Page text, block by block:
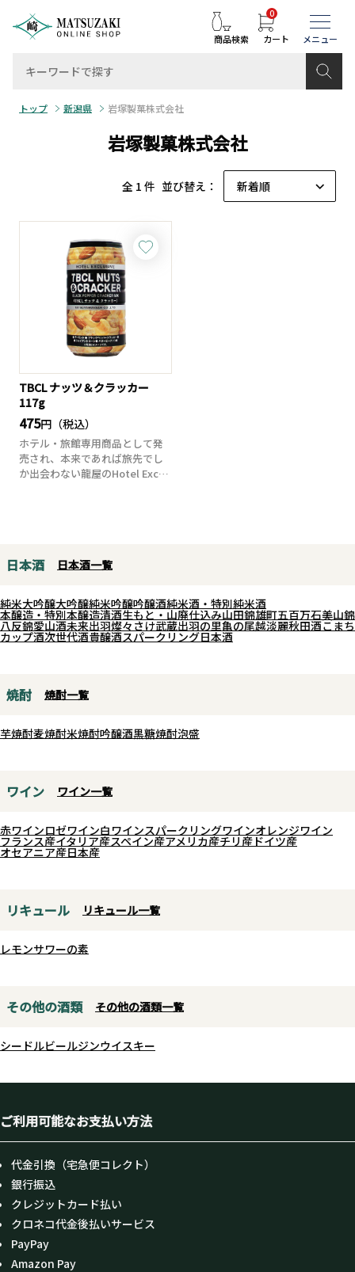
商品検索 カート
0
トップ 新潟県 岩塚製菓株式会社
岩塚製菓株式会社
全 1 件 並び替え：
TBCL ナッツ＆クラッカー
117g
475円（税込）
ホテル・旅館専用商品として発
売され、本来であれば旅先でし
か出会わない龍屋のHotel Exclu
日本酒 日本酒一覧
純米大吟醸大吟醸純米吟醸吟醸酒純米酒・特別純米酒
本醸造・特別本醸造清酒生もと・山廃仕込み山田錦雄町五百万石美山錦
八反錦愛山酒未来出羽燦々さけ武蔵出羽の里亀の尾越淡麗秋田酒こまち
カップ酒次世代酒貴醸酒スパークリング日本酒
焼酎 焼酎一覧
芋焼酎麦焼酎米焼酎吟醸酒黒糖焼酎泡盛
ワイン ワイン一覧
赤ワインロゼワイン白ワインスパークリングワインオレンジワイン
フランス産イタリア産スペイン産アメリカ産チリ産ドイツ産
オセアニア産日本産
リキュール リキュール一覧
レモンサワーの素
その他の酒類 その他の酒類一覧
シードルビールジンウイスキー
ご利用可能なお支払い方法
代金引換（宅急便コレクト）
銀行振込
クレジットカード払い
クロネコ代金後払いサービス
PayPay
Amazon Pay